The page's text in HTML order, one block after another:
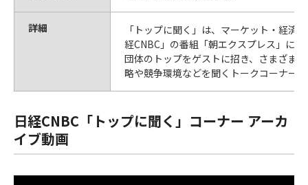
詳細
「トップに聞く」は、マーケット・経済
経CNBC」の番組「朝エクスプレス」に
団体のトップをゲストに招き、さまざま
略や競争環境などを聞くトークコーナー
日経CNBC「トップに聞く」コーナー アーカ
イブ動画